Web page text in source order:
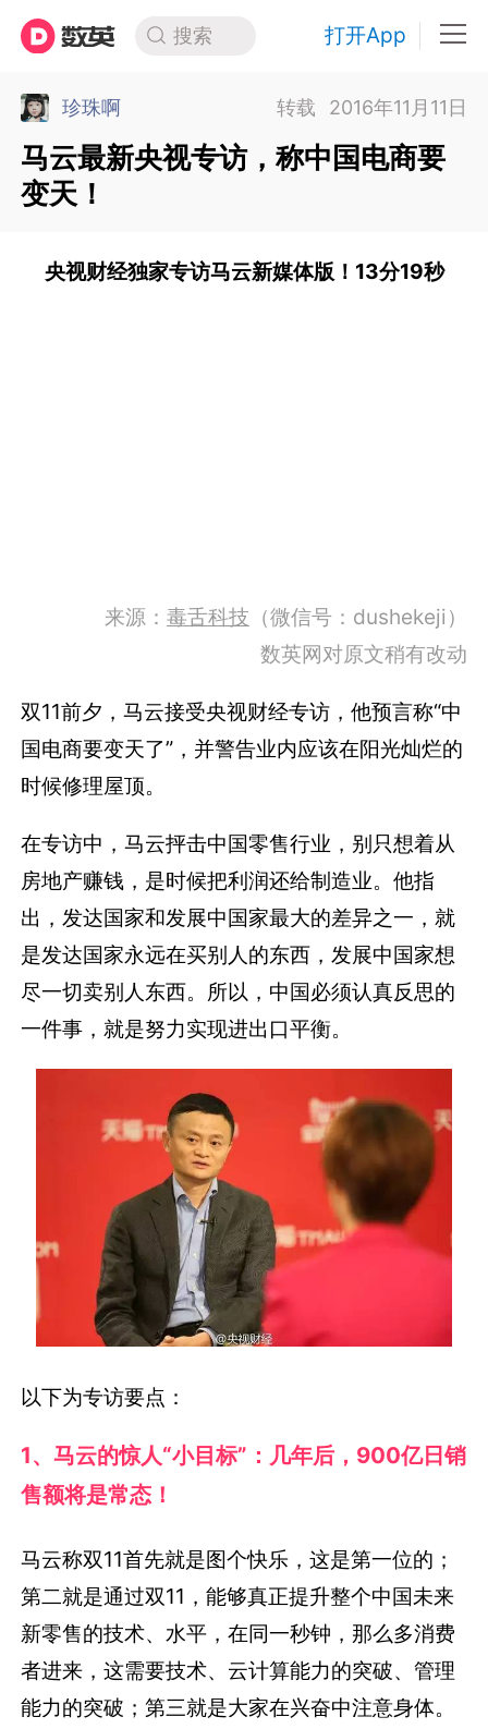
搜索 打开App
珍珠啊 转载 2016年11月11日
马云最新央视专访，称中国电商要
变天！
央视财经独家专访马云新媒体版！13分19秒
来源： 毒舌科技 （微信号：dushekeji）
数英网对原文稍有改动
双11前夕，马云接受央视财经专访，他预言称“中
国电商要变天了”，并警告业内应该在阳光灿烂的
时候修理屋顶。
在专访中，马云抨击中国零售行业，别只想着从
房地产赚钱，是时候把利润还给制造业。他指
出，发达国家和发展中国家最大的差异之一，就
是发达国家永远在买别人的东西，发展中国家想
尽一切卖别人东西。所以，中国必须认真反思的
一件事，就是努力实现进出口平衡。
以下为专访要点：
1、马云的惊人“小目标”：几年后，900亿日销
售额将是常态！
马云称双11首先就是图个快乐，这是第一位的；
第二就是通过双11，能够真正提升整个中国未来
新零售的技术、水平，在同一秒钟，那么多消费
者进来，这需要技术、云计算能力的突破、管理
能力的突破；第三就是大家在兴奋中注意身体。